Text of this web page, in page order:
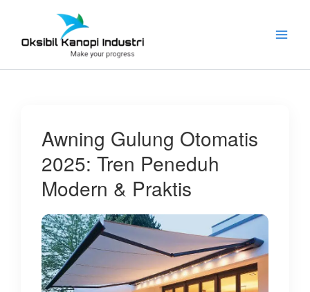
konten
Awning Gulung Otomatis
2025: Tren Peneduh
Modern & Praktis